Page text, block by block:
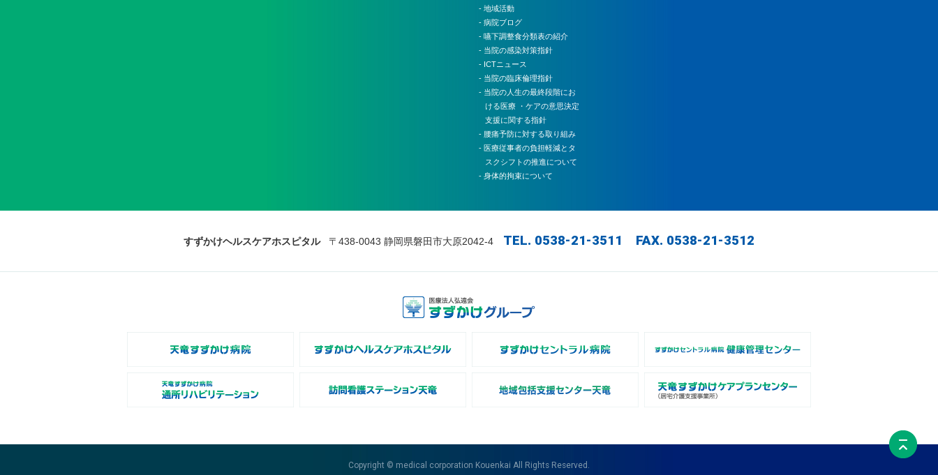
- 地域活動
- 病院ブログ
- 嚥下調整食分類表の紹介
- 当院の感染対策指針
- ICTニュース
- 当院の臨床倫理指針
- 当院の人生の最終段階にお
ける医療 ・ケアの意思決定
支援に関する指針
- 腰痛予防に対する取り組み
- 医療従事者の負担軽減とタ
スクシフトの推進について
- 身体的拘束について
すずかけヘルスケアホスピタル 〒438-0043 静岡県磐田市大原2042-4 TEL. 0538-21-3511 FAX. 0538-21-3512
Copyright © medical corporation Kouenkai All Rights Reserved.